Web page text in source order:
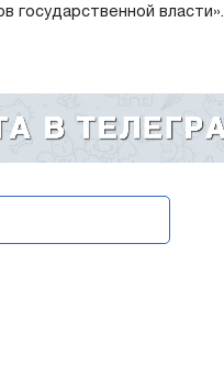
государственной власти».